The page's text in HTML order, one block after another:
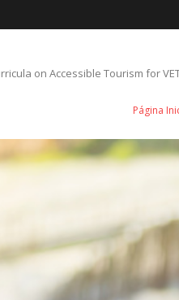
on Accessible Tourism for
Página